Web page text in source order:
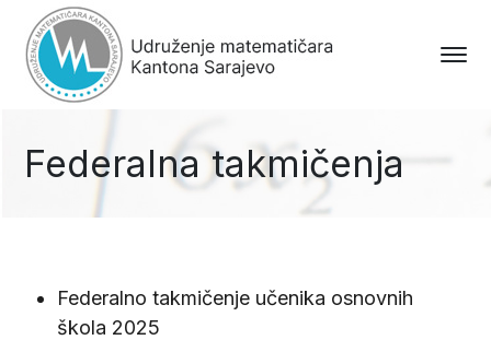
Federalna takmičenja
Federalno takmičenje učenika osnovnih
škola 2025